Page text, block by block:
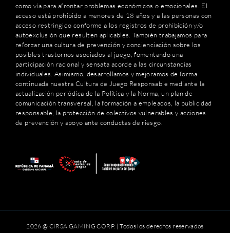
como vía para afrontar problemas económicos o emocionales. El
acceso está prohibido a menores de 18 años y a las personas con
acceso restringido conforme a los registros de prohibición y/o
autoexclusión que resulten aplicables. También trabajamos para
reforzar una cultura de prevención y concienciación sobre los
posibles trastornos asociados al juego, fomentando una
participación racional y sensata acorde a las circunstancias
individuales. Asimismo, desarrollamos y mejoramos de forma
continuada nuestra Cultura de Juego Responsable mediante la
actualización periódica de la Política y la Norma, un plan de
comunicación transversal, la formación a empleados, la publicidad
responsable, la protección de colectivos vulnerables y acciones
de prevención y apoyo ante conductas de riesgo.
2026 @ CIRSA GAMING CORP. | Todos los derechos reservados